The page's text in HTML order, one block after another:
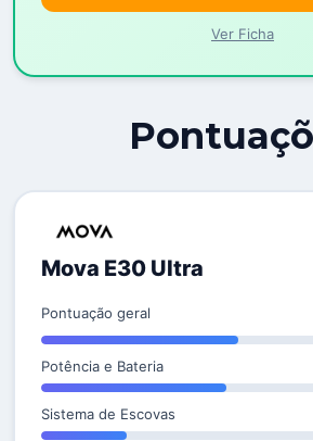
Ver Ficha
Mova E30 Ultra
Pontuação geral
Potência e Bateria
Sistema de Escovas